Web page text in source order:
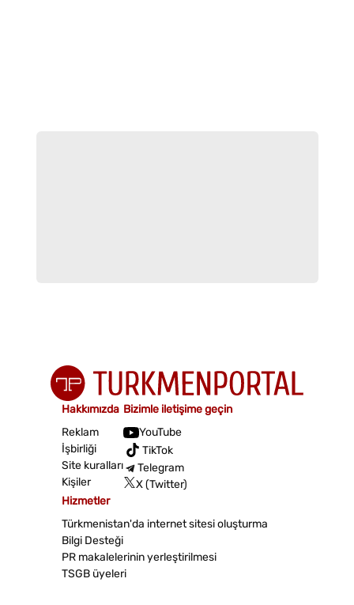
Hakkımızda
Reklam
İşbirliği
Site kuralları
Kişiler
Bizimle iletişime geçin
YouTube
TikTok
Telegram
X (Twitter)
Hizmetler
Türkmenistan'da internet sitesi oluşturma
Bilgi Desteği
PR makalelerinin yerleştirilmesi
TSGB üyeleri